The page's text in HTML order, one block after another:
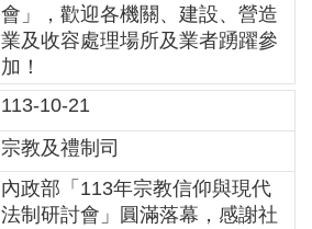
會」，歡迎各機關、建設、營造
業及收容處理場所及業者踴躍參
加！
113-10-21
宗教及禮制司
內政部「113年宗教信仰與現代
法制研討會」圓滿落幕，感謝社